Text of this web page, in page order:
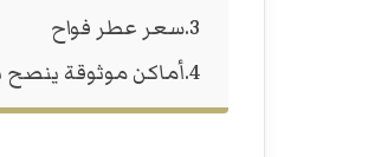
سعر عطر فواح
أماكن موثوقة ينصح